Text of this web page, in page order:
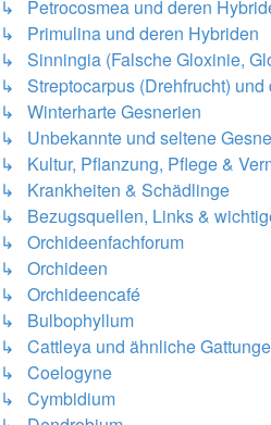
↳ Petrocosmea und deren
↳ Primulina und deren Hybriden
↳ Sinningia (Falsche Gloxinie,
↳ Streptocarpus (Drehfrucht) und
↳ Winterharte Gesnerien
↳ Unbekannte und seltene
↳ Kultur, Pflanzung, Pflege &
↳ Krankheiten & Schädlinge
↳ Bezugsquellen, Links &
↳ Orchideenfachforum
↳ Orchideen
↳ Orchideencafé
↳ Bulbophyllum
↳ Cattleya und ähnliche
↳ Coelogyne
↳ Cymbidium